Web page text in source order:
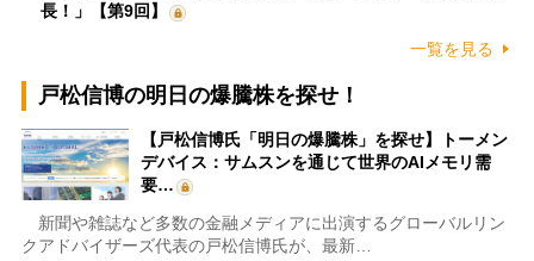
長！」【第9回】
一覧を見る
戸松信博の明日の爆騰株を探せ！
【戸松信博氏「明日の爆騰株」を探せ】トーメン
デバイス：サムスンを通じて世界のAIメモリ需
要…
新聞や雑誌など多数の金融メディアに出演するグローバルリン
クアドバイザーズ代表の戸松信博氏が、最新…